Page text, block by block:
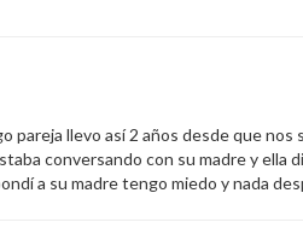
pareja llevo así 2 años desde que
conversando con su madre y
a su madre tengo miedo y nada